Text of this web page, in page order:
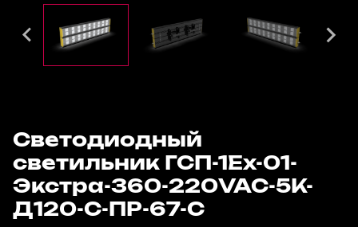
Светодиодный
светильник ГСП-1Ех-01-
Экстра-360-220VAC-5К-
Д120-С-ПР-67-С